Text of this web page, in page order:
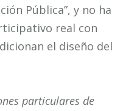
Pública”, y no ha
real con
el diseño del
particulares de